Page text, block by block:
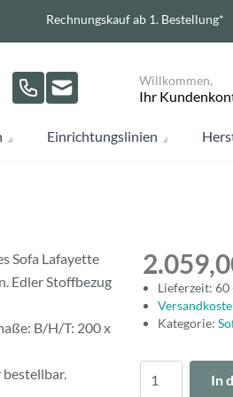
Rechnungskauf ab 1. Bestellung*
Willkommen,
Ihr
Einrichtungslinien
Sofa Lafayette
Edler Stoffbezug
B/H/T: 200 x
Lieferzeit: 60
Kategorie:
In